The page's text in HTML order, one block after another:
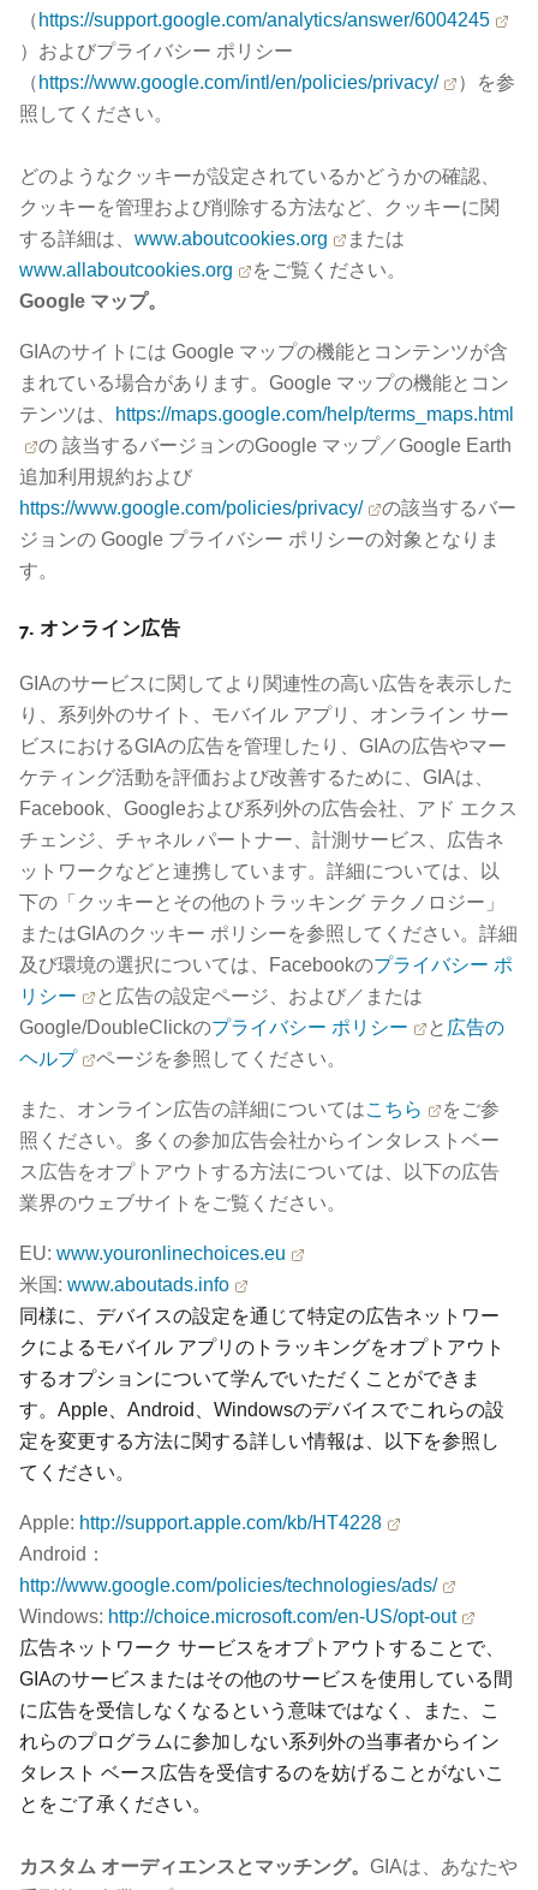
（ https://support.google.com/analytics/answer/6004245
）およびプライバシー ポリシー
（ https://www.google.com/intl/en/policies/privacy/
）を参
照してください。
どのようなクッキーが設定されているかどうかの確認、
クッキーを管理および削除する方法など、クッキーに関
する詳細は、 www.aboutcookies.org
または
www.allaboutcookies.org
をご覧ください。
Google マップ。
GIAのサイトには Google マップの機能とコンテンツが含
まれている場合があります。Google マップの機能とコン
テンツは、
https://maps.google.com/help/terms_maps.html
の 該当するバージョンのGoogle マップ／Google Earth
追加利用規約および
https://www.google.com/policies/privacy/
の該当するバー
ジョンの Google プライバシー ポリシーの対象となりま
す。
7. オンライン広告
GIAのサービスに関してより関連性の高い広告を表示した
り、系列外のサイト、モバイル アプリ、オンライン サー
ビスにおけるGIAの広告を管理したり、GIAの広告やマー
ケティング活動を評価および改善するために、GIAは、
Facebook、Googleおよび系列外の広告会社、アド エクス
チェンジ、チャネル パートナー、計測サービス、広告ネ
ットワークなどと連携しています。詳細については、以
下の「クッキーとその他のトラッキング テクノロジー」
またはGIAのクッキー ポリシーを参照してください。詳細
及び環境の選択については、Facebookのプライバシー ポ
リシー
と広告の設定ページ、および／または
Google/DoubleClickのプライバシー ポリシー と 広告の
ヘルプ
ページを参照してください。
また、オンライン広告の詳細についてはこちら
をご参
照ください。多くの参加広告会社からインタレストベー
ス広告をオプトアウトする方法については、以下の広告
業界のウェブサイトをご覧ください。
EU: www.youronlinechoices.eu
米国: www.aboutads.info
同様に、デバイスの設定を通じて特定の広告ネットワー
クによるモバイル アプリのトラッキングをオプトアウト
するオプションについて学んでいただくことができま
す。Apple、Android、Windowsのデバイスでこれらの設
定を変更する方法に関する詳しい情報は、以下を参照し
てください。
Apple: http://support.apple.com/kb/HT4228
Android：
http://www.google.com/policies/technologies/ads/
Windows: http://choice.microsoft.com/en-US/opt-out
広告ネットワーク サービスをオプトアウトすることで、
GIAのサービスまたはその他のサービスを使用している間
に広告を受信しなくなるという意味ではなく、また、こ
れらのプログラムに参加しない系列外の当事者からイン
タレスト ベース広告を受信するのを妨げることがないこ
とをご了承ください。
カスタム オーディエンスとマッチング。 GIAは、あなたや